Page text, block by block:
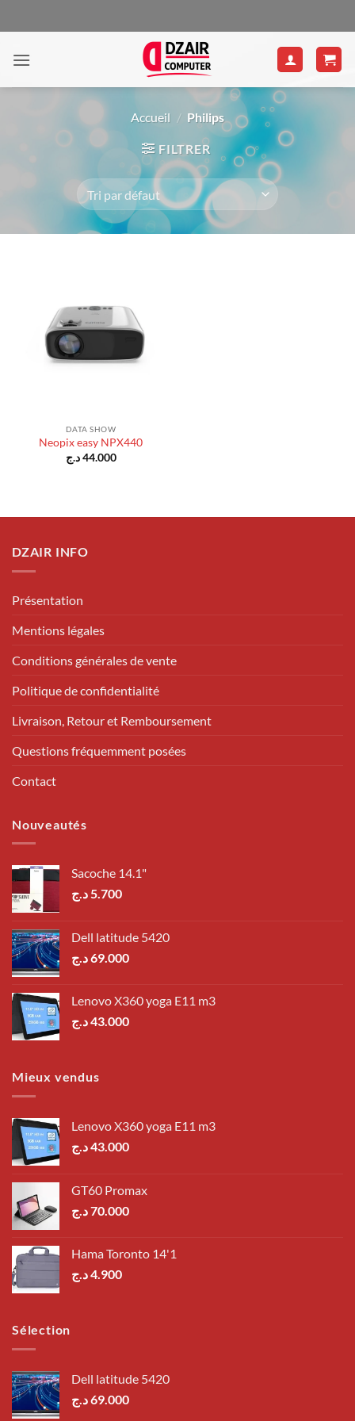
au
Accueil / Philips
FILTRER
DATA SHOW
Neopix easy NPX440
44.000 د.ج
DZAIR INFO
Présentation
Mentions légales
Conditions générales de vente
Politique de confidentialité
Livraison, Retour et Remboursement
Questions fréquemment posées
Contact
Nouveautés
Sacoche 14.1"
5.700د.ج
Dell latitude 5420
69.000د.ج
Lenovo X360 yoga E11 m3
43.000د.ج
Mieux vendus
Lenovo X360 yoga E11 m3
43.000د.ج
GT60 Promax
70.000د.ج
Hama Toronto 14'1
4.900د.ج
Sélection
Dell latitude 5420
69.000د.ج